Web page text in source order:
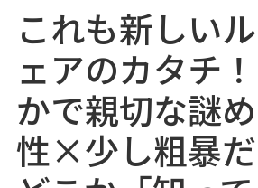
これも新しい
ェアのカタチ
かで親切な謎
性×少し粗暴